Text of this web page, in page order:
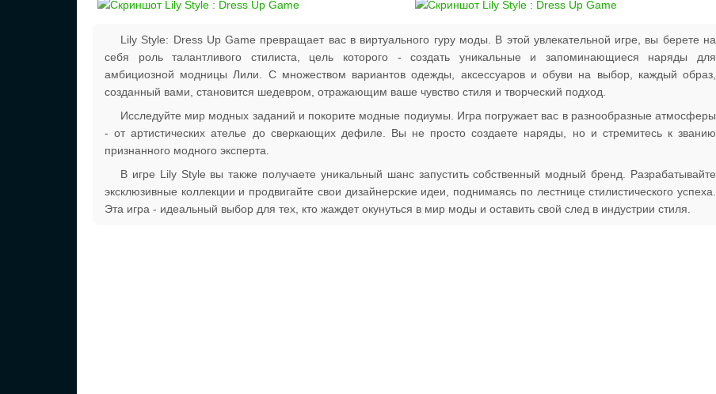
Lily Style: Dress Up Game превращает вас в виртуального гуру моды. В этой увлекательной игре, вы берете на
себя роль талантливого стилиста, цель которого - создать уникальные и запоминающиеся наряды для
амбициозной модницы Лили. С множеством вариантов одежды, аксессуаров и обуви на выбор, каждый образ,
созданный вами, становится шедевром, отражающим ваше чувство стиля и творческий подход.
Исследуйте мир модных заданий и покорите модные подиумы. Игра погружает вас в разнообразные атмосферы
- от артистических ателье до сверкающих дефиле. Вы не просто создаете наряды, но и стремитесь к званию
признанного модного эксперта.
В игре Lily Style вы также получаете уникальный шанс запустить собственный модный бренд. Разрабатывайте
эксклюзивные коллекции и продвигайте свои дизайнерские идеи, поднимаясь по лестнице стилистического успеха.
Эта игра - идеальный выбор для тех, кто жаждет окунуться в мир моды и оставить свой след в индустрии стиля.